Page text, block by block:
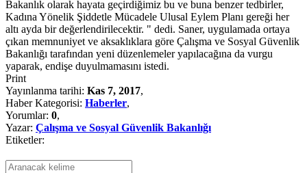
Bakanlık olarak hayata geçirdiğimiz bu ve buna benzer tedbirler,
Kadına Yönelik Şiddetle Mücadele Ulusal Eylem Planı gereği her
altı ayda bir değerlendirilecektir. " dedi. Saner, uygulamada ortaya
çıkan memnuniyet ve aksaklıklara göre Çalışma ve Sosyal Güvenlik
Bakanlığı tarafından yeni düzenlemeler yapılacağına da vurgu
yaparak, endişe duyulmamasını istedi.
Print
Yayınlanma tarihi: Kas 7, 2017,
Haber Kategorisi: Haberler,
Yorumlar: 0,
Yazar: Çalışma ve Sosyal Güvenlik Bakanlığı
Etiketler: